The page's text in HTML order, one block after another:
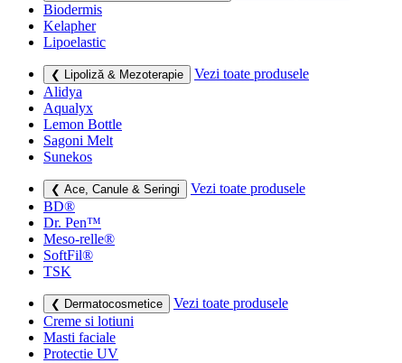
Biodermis
Kelapher
Lipoelastic
❮ Lipoliză & Mezoterapie
Vezi toate produsele
Alidya
Aqualyx
Lemon Bottle
Sagoni Melt
Sunekos
❮ Ace, Canule & Seringi
Vezi toate produsele
BD®
Dr. Pen™
Meso-relle®
SoftFil®
TSK
❮ Dermatocosmetice
Vezi toate produsele
Creme si lotiuni
Masti faciale
Protectie UV